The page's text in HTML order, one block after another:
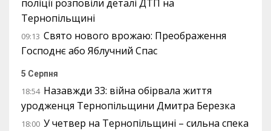
поліції розповіли деталі ДТП на
Тернопільщині
09:13 Свято нового врожаю: Преображення
Господнє або Яблучний Спас
5 Серпня
18:54 Назавжди 33: війна обірвала життя
уродженця Тернопільщини Дмитра Березка
18:00 У четвер на Тернопільщині – сильна спека